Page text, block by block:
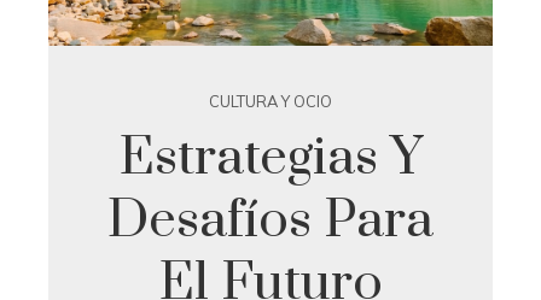
CULTURA Y OCIO
Estrategias Y
Desafíos Para
El Futuro